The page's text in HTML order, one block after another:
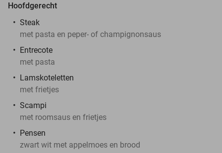
Hoofdgerecht
Steak
met pasta en peper- of champignonsaus
Entrecote
met pasta
Lamskoteletten
met frietjes
Scampi
met roomsaus en frietjes
Pensen
zwart wit met appelmoes en brood